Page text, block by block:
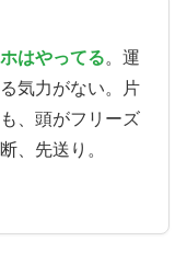
はやってる。運
気力がない。片
、頭がフリーズ
、先送り。